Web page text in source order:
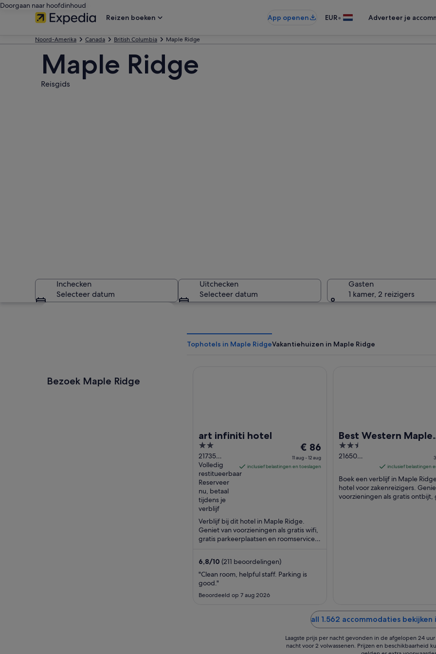
Doorgaan naar hoofdinhoud
Reizen boeken
App openen EUR• Adverteer je
Noord-Amerika Canada British Columbia Maple Ridge
Maple Ridge
Reisgids
Inchecken
Selecteer datum
Uitchecken
Selecteer datum
Gasten
1 kamer, 2 reizigers
Bezoek Maple Ridge
Tophotels in Maple RidgeVakantiehuizen in Maple Ridge
art infiniti hotel
2
out
of
5
21735
lougheed
hwy maple
ridge BC
Volledig
restitueerbaar
Reserveer
nu, betaal
tijdens je
verblijf
De
prijs
is
11
aug
tot
€ 86
11 aug - 12 aug
inclusief belastingen en toeslagen
Verblijf bij dit hotel in Maple Ridge.
Geniet van voorzieningen als gratis wifi,
gratis parkeerplaatsen en roomservice.
6,8/10 (211 beoordelingen)
"Clean room, helpful staff. Parking is
good."
Beoordeeld op 7 aug 2026
Best Western Maple
Ridge Hotel
2.5
out
5
21650
Ridge BC
inclusief belastingen
Boek een verblijf in Maple
hotel voor zakenreizigers.
voorzieningen als gratis ontbijt,
all 1.562 accommodaties bekijken
Laagste prijs per nacht gevonden in de afgelopen 24
nacht voor 2 volwassenen. Prijzen en beschikbaarheid